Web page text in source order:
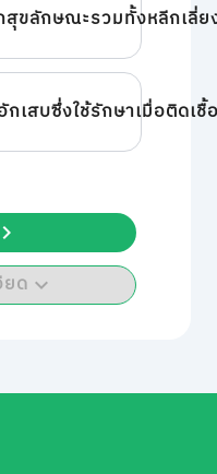
ขลักษณะรวมทั้งหลีกเลี่
เสบซึ่งใช้รักษาเมื่อติดเชื้
ยด